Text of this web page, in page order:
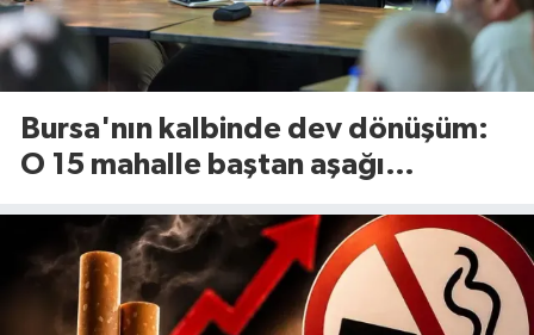
Bursa'nın kalbinde dev dönüşüm:
O 15 mahalle baştan aşağı